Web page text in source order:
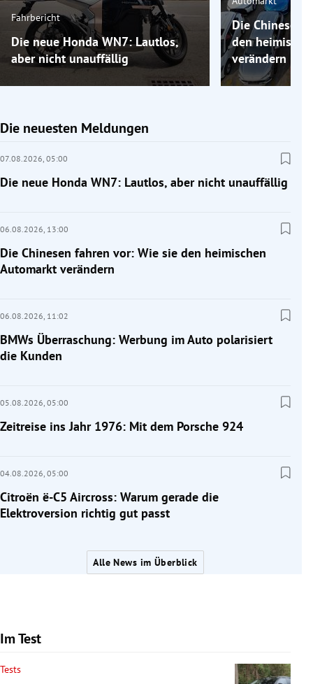
Fahrbericht
Die neue Honda WN7: Lautlos,
aber nicht unauffällig
Die Chinesen
den
verändern
Die neuesten Meldungen
07.08.2026, 05:00
Die neue Honda WN7: Lautlos, aber nicht unauffällig
06.08.2026, 13:00
Die Chinesen fahren vor: Wie sie den heimischen
Automarkt verändern
06.08.2026, 11:02
BMWs Überraschung: Werbung im Auto polarisiert
die Kunden
05.08.2026, 05:00
Zeitreise ins Jahr 1976: Mit dem Porsche 924
04.08.2026, 05:00
Citroën ë-C5 Aircross: Warum gerade die
Elektroversion richtig gut passt
Alle News im Überblick
Im Test
Tests